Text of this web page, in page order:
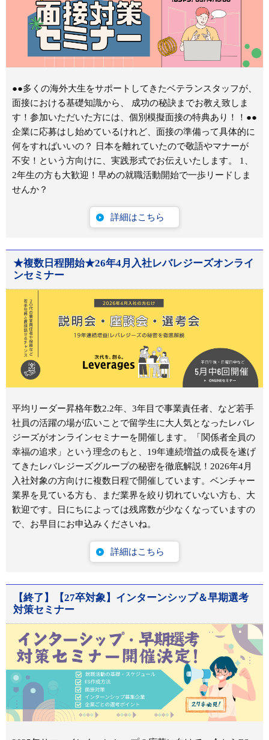
●●多くの海外大生をサポートしてきたベテランスタッフが、
面接における基礎知識から、 成功の秘訣までお教え致しま
す！参加いただいた方には、個別模擬面接の特典あり！！●●
企業に応募はし始めているけれど、面接の準備って具体的に
何をすればいいの？ 日本を離れていたので敬語やマナーが
不安！という方向けに、実践形式でお伝えいたします。 1、
2年生の方も大歓迎！早めの就職活動開始で一歩リードしま
せんか？
詳細はこちら
★複数日程開始★26年4月入社レバレジーズオンライ
ンセミナー
平均リーダー昇格年数2.2年、3年目で事業責任者、など若手
社員の活躍の場が広いことで留学生に大人気となったレバレ
ジーズがオンラインセミナーを開催します。「関係者全員の
幸福の追求」という理念のもと、19年連続増益の成長を遂げ
てきたレバレジーズグループの秘密を徹底解説！2026年4月
入社対象の方向けに複数日程で開催しています。ベンチャー
業界を見ている方も、まだ業界を絞り切れていない方も、大
歓迎です。日にちによっては残席数が少なくなっていますの
で、お早目にお申込みくださいね。
詳細はこちら
【終了】【27卒対象】インターンシップ＆早期選考
対策セミナー